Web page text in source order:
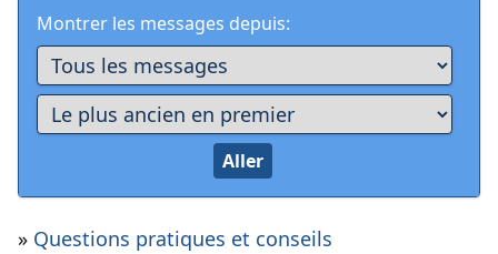
Montrer les messages depuis:
» Questions pratiques et conseils